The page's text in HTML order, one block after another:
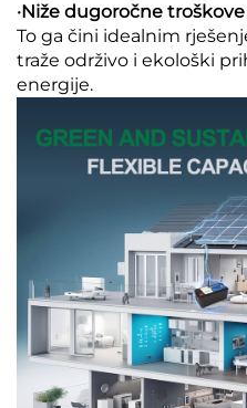
·Niže dugoročne
To ga čini idealnim
traže održivo i ekološki
energije.